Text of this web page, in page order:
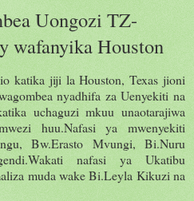
Uongozi TZ-
wafanyika Houston
katika jiji la Houston, Texas jioni
nyadhifa za Uenyekiti na
uchaguzi mkuu unaotarajiwa
huu.Nafasi ya mwenyekiti
Bw.Erasto Mvungi, Bi.Nuru
nafasi ya Ukatibu
muda wake Bi.Leyla Kikuzi na